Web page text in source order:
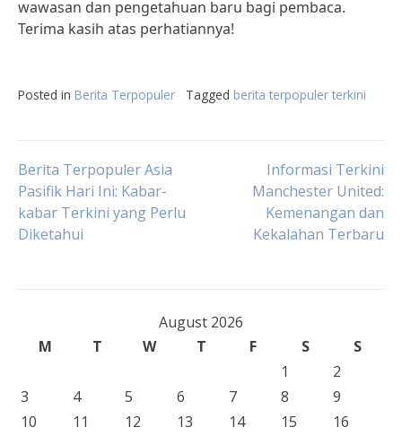
wawasan dan pengetahuan baru bagi pembaca.
Terima kasih atas perhatiannya!
Posted in Berita Terpopuler Tagged berita terpopuler terkini
Post
navigation
Berita Terpopuler Asia
Pasifik Hari Ini: Kabar-
kabar Terkini yang Perlu
Diketahui
Informasi Terkini
Manchester United:
Kemenangan dan
Kekalahan Terbaru
August 2026
M
T W T F S
S
1
2
3
4 5 6 7 8
9
10
11 12 13 14 15
16